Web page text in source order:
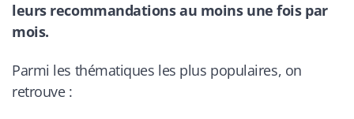
leurs recommandations au moins une fois par
mois.
Parmi les thématiques les plus populaires, on
retrouve :